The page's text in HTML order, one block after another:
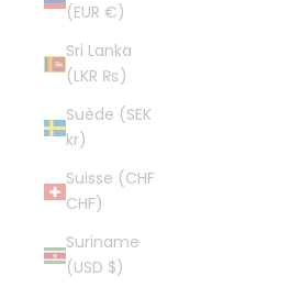
(EUR €)
Sri Lanka
(LKR ₨)
Suède (SEK
kr)
Suisse (CHF
CHF)
Suriname
(USD $)